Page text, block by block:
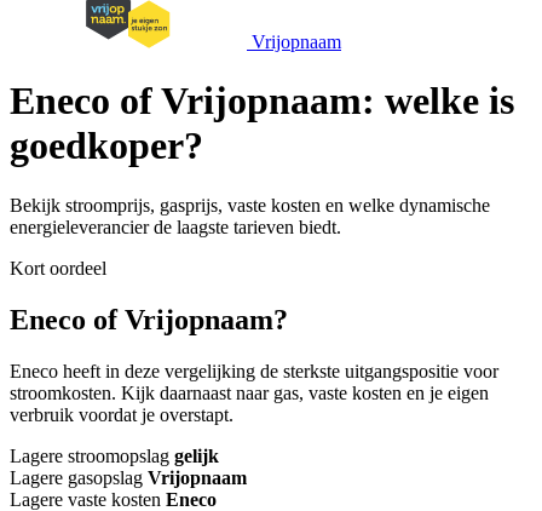
Vrijopnaam
Eneco of Vrijopnaam: welke is
goedkoper?
Bekijk stroomprijs, gasprijs, vaste kosten en welke dynamische
energieleverancier de laagste tarieven biedt.
Kort oordeel
Eneco of Vrijopnaam?
Eneco heeft in deze vergelijking de sterkste uitgangspositie voor
stroomkosten. Kijk daarnaast naar gas, vaste kosten en je eigen
verbruik voordat je overstapt.
Lagere stroomopslag gelijk
Lagere gasopslag Vrijopnaam
Lagere vaste kosten Eneco